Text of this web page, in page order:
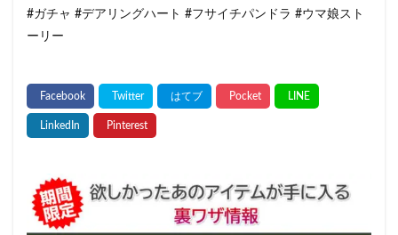
#ガチャ #デアリングハート #フサイチパンドラ #ウマ娘スト
ーリー